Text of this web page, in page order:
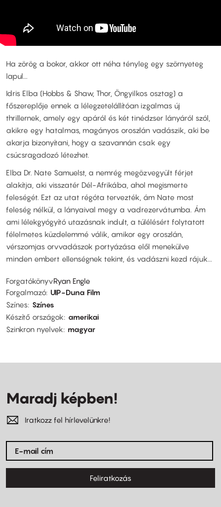
Ha zörög a bokor, akkor ott néha tényleg egy szörnyeteg
lapul...
Idris Elba (Hobbs & Shaw, Thor, Öngyilkos osztag) a
főszereplője ennek a lélegzetelállítóan izgalmas új
thrillernek, amely egy apáról és két tinédzser lányáról szól,
akikre egy hatalmas, magányos oroszlán vadászik, aki be
akarja bizonyítani, hogy a szavannán csak egy
csúcsragadozó létezhet.
Elba Dr. Nate Samuelst, a nemrég megözvegyült férjet
alakítja, aki visszatér Dél-Afrikába, ahol megismerte
feleségét. Ezt az utat régóta tervezték, ám Nate most
feleség nélkül, a lányaival megy a vadrezervátumba. Ám
ami lélekgyógyító utazásnak indult, a túlélésért folytatott
félelmetes küzdelemmé válik, amikor egy oroszlán,
vérszomjas orvvadászok portyázása elől menekülve
minden embert ellenségnek tekint, és vadászni kezd rájuk...
ForgatókönyvRyan Engle
Forgalmazó UIP-Duna Film
Színes Színes
Készítő országok
amerikai
Szinkron nyelvek
magyar
Maradj képben!
Iratkozz fel hírlevelünkre!
Feliratkozás